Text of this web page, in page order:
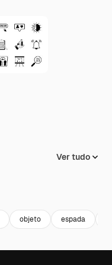
Ver tudo
objeto espada